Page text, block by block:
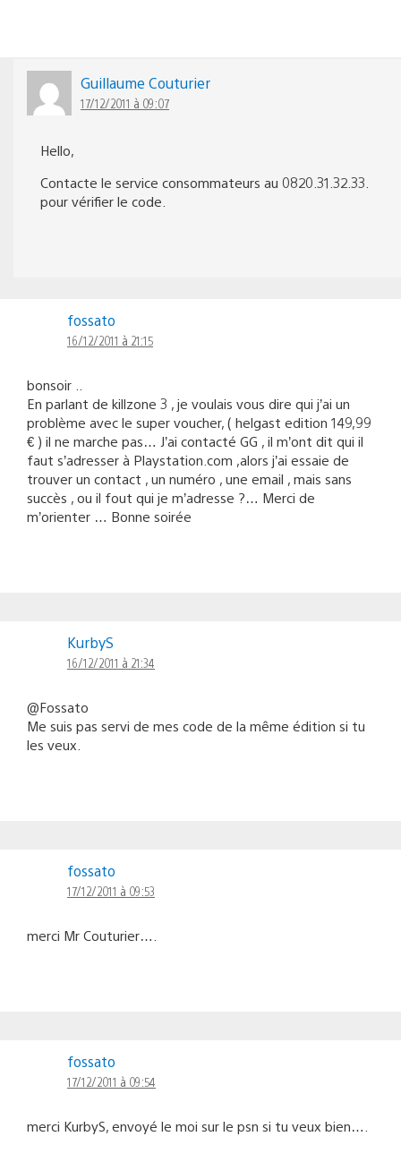
Guillaume Couturier
17/12/2011 à 09:07
Hello,
Contacte le service consommateurs au 0820.31.32.33.
pour vérifier le code.
fossato
16/12/2011 à 21:15
bonsoir ..
En parlant de killzone 3 , je voulais vous dire qui j’ai un
problème avec le super voucher, ( helgast edition 149,99
€ ) il ne marche pas… J’ai contacté GG , il m’ont dit qui il
faut s’adresser à Playstation.com ,alors j’ai essaie de
trouver un contact , un numéro , une email , mais sans
succès , ou il fout qui je m’adresse ?… Merci de
m’orienter … Bonne soirée
KurbyS
16/12/2011 à 21:34
@Fossato
Me suis pas servi de mes code de la même édition si tu
les veux.
fossato
17/12/2011 à 09:53
merci Mr Couturier….
fossato
17/12/2011 à 09:54
merci KurbyS, envoyé le moi sur le psn si tu veux bien….